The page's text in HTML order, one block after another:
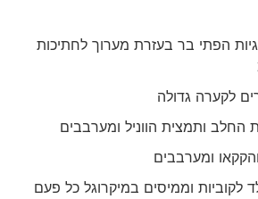
הפתי בר בעזרת מערוך לחתיכות
גדולה
ותמצית הווניל ומערבבים
ומערבבים
וממיסים במיקרוגל כל פעם